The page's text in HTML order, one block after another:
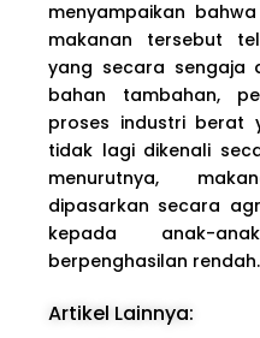
menyampaikan
makanan tersebut
yang secara sengaja
bahan tambahan,
proses industri berat
tidak lagi dikenali
menurutnya,
dipasarkan secara
kepada anak-
berpenghasilan rendah.
Artikel Lainnya: